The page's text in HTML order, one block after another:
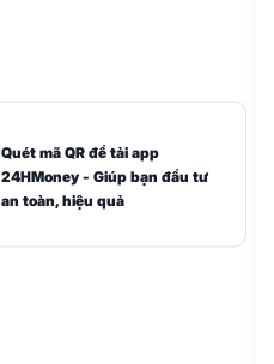
Quét mã QR để tải app
24HMoney - Giúp bạn đầu tư
an toàn, hiệu quả